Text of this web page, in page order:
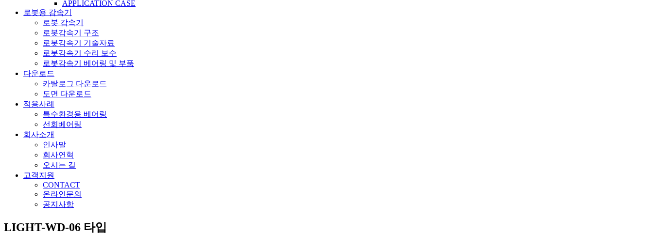
APPLICATION CASE
로봇용 감속기
로봇 감속기
로봇감속기 구조
로봇감속기 기술자료
로봇감속기 수리 보수
로봇감속기 베어링 및 부품
다운로드
카탈로그 다운로드
도면 다운로드
적용사례
특수환경용 베어링
선회베어링
회사소개
인사말
회사연혁
오시는 길
고객지원
CONTACT
온라인문의
공지사항
LIGHT-WD-06 타입